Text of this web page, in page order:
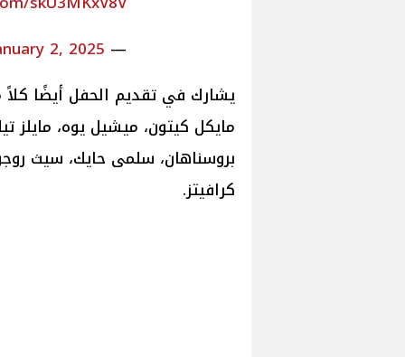
— Screen Rant (@screenrant)
2, 2025
يشارك في تقديم الحفل أيضًا كلاً
مايكل كيتون، ميشيل يوه، مايلز
بروسناهان، سلمى حايك، سيث
كرافيتز.